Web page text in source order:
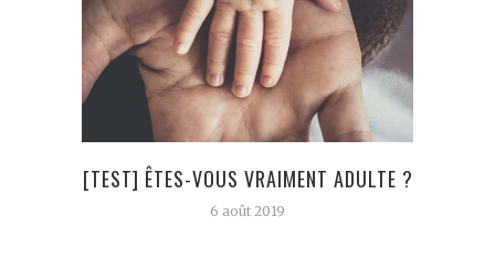
[TEST] ÊTES-VOUS VRAIMENT ADULTE ?
6 août 2019